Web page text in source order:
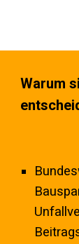
Warum